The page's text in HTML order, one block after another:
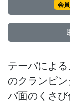
会
テーパによ
のクランピ
パ面のくさ